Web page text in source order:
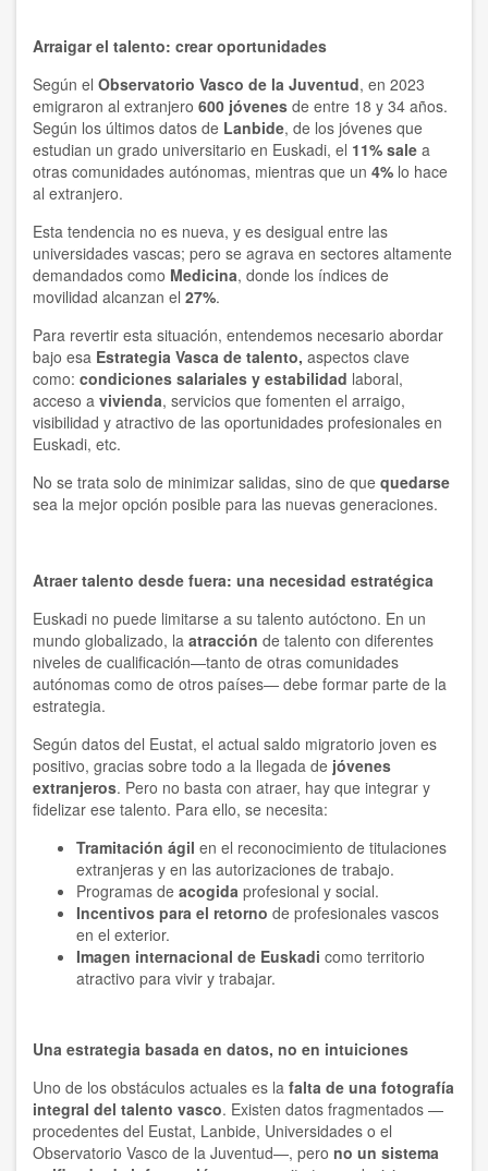
Arraigar el talento: crear oportunidades
Según el Observatorio Vasco de la Juventud, en 2023
emigraron al extranjero 600 jóvenes de entre 18 y 34 años.
Según los últimos datos de Lanbide, de los jóvenes que
estudian un grado universitario en Euskadi, el 11% sale a
otras comunidades autónomas, mientras que un 4% lo hace
al extranjero.
Esta tendencia no es nueva, y es desigual entre las
universidades vascas; pero se agrava en sectores altamente
demandados como Medicina, donde los índices de
movilidad alcanzan el 27%.
Para revertir esta situación, entendemos necesario abordar
bajo esa Estrategia Vasca de talento, aspectos clave
como: condiciones salariales y estabilidad laboral,
acceso a vivienda, servicios que fomenten el arraigo,
visibilidad y atractivo de las oportunidades profesionales en
Euskadi, etc.
No se trata solo de minimizar salidas, sino de que quedarse
sea la mejor opción posible para las nuevas generaciones.
Atraer talento desde fuera: una necesidad estratégica
Euskadi no puede limitarse a su talento autóctono. En un
mundo globalizado, la atracción de talento con diferentes
niveles de cualificación—tanto de otras comunidades
autónomas como de otros países— debe formar parte de la
estrategia.
Según datos del Eustat, el actual saldo migratorio joven es
positivo, gracias sobre todo a la llegada de jóvenes
extranjeros. Pero no basta con atraer, hay que integrar y
fidelizar ese talento. Para ello, se necesita:
Tramitación ágil en el reconocimiento de titulaciones
extranjeras y en las autorizaciones de trabajo.
Programas de acogida profesional y social.
Incentivos para el retorno de profesionales vascos
en el exterior.
Imagen internacional de Euskadi como territorio
atractivo para vivir y trabajar.
Una estrategia basada en datos, no en intuiciones
Uno de los obstáculos actuales es la falta de una fotografía
integral del talento vasco. Existen datos fragmentados —
procedentes del Eustat, Lanbide, Universidades o el
Observatorio Vasco de la Juventud—, pero no un sistema